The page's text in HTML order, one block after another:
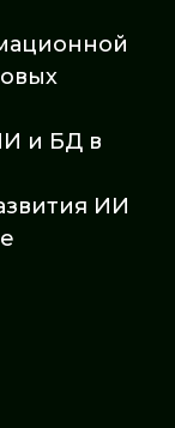
и БД в
ИИ